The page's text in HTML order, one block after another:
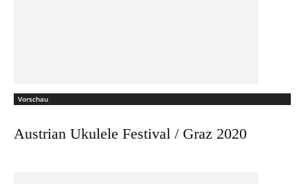
Vorschau
Austrian Ukulele Festival / Graz 2020